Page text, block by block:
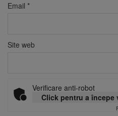
Email *
Site web
Verificare anti-robot
Click pentru a începe